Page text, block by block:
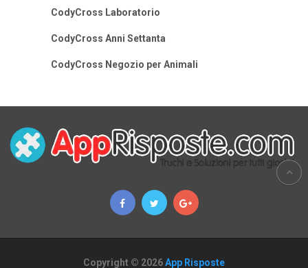
CodyCross Laboratorio
CodyCross Anni Settanta
CodyCross Negozio per Animali
Copyright © 2026App Risposte